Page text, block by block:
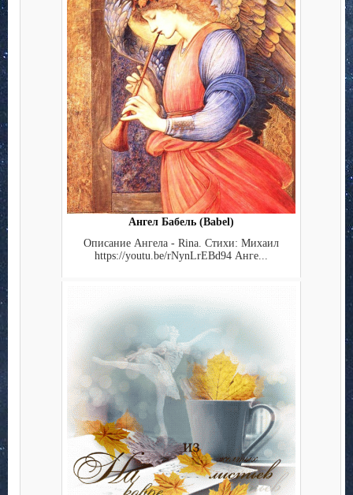
Ангел Бабель (Babel)
Описание Ангела - Rina. Стихи: Михаил
https://youtu.be/rNynLrEBd94 Анге...